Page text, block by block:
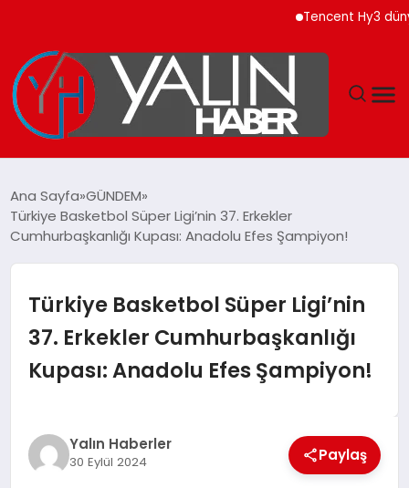
Tencent Hy3 dünya
SPOR
EKONOMİ
YAŞAM
TEKNOLOJİ
Ana Sayfa GÜNDEM
Türkiye Basketbol Süper Ligi’nin 37. Erkekler
Cumhurbaşkanlığı Kupası: Anadolu Efes Şampiyon!
Türkiye Basketbol Süper Ligi’nin
37. Erkekler Cumhurbaşkanlığı
Kupası: Anadolu Efes Şampiyon!
Yalın Haberler
30 Eylül 2024 Paylaş